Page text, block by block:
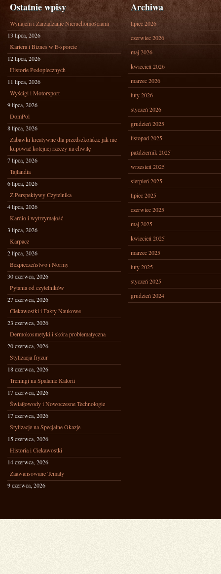
Ostatnie wpisy
Wynajem i Zarządzanie Nieruchomościami
13 lipca, 2026
Kariera i Biznes w E-sporcie
12 lipca, 2026
Historie Podopiecznych
11 lipca, 2026
Wyścigi i Motorsport
9 lipca, 2026
DomPol
8 lipca, 2026
Zabawki kreatywne dla przedszkolaka: jak nie
kupować kolejnej rzeczy na chwilę
7 lipca, 2026
Tajlandia
6 lipca, 2026
Z Perspektywy Czytelnika
4 lipca, 2026
Kardio i wytrzymałość
3 lipca, 2026
Karpacz
2 lipca, 2026
Bezpieczeństwo i Normy
30 czerwca, 2026
Pytania od czytelników
27 czerwca, 2026
Ciekawostki i Fakty Naukowe
23 czerwca, 2026
Dermokosmetyki i skóra problematyczna
20 czerwca, 2026
Stylizacja fryzur
18 czerwca, 2026
Treningi na Spalanie Kalorii
17 czerwca, 2026
Światłowody i Nowoczesne Technologie
17 czerwca, 2026
Stylizacje na Specjalne Okazje
15 czerwca, 2026
Historia i Ciekawostki
14 czerwca, 2026
Zaawansowane Tematy
9 czerwca, 2026
Archiwa
lipiec 2026
czerwiec 2026
maj 2026
kwiecień 2026
marzec 2026
luty 2026
styczeń 2026
grudzień 2025
listopad 2025
październik 2025
wrzesień 2025
sierpień 2025
lipiec 2025
czerwiec 2025
maj 2025
kwiecień 2025
marzec 2025
luty 2025
styczeń 2025
grudzień 2024